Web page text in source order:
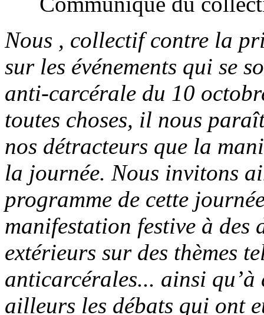
Nous , collectif contre la
sur les événements qui se
anti-carcérale du 10
toutes choses, il nous
nos détracteurs que la
la journée. Nous invitons
programme de cette
manifestation festive à des
extérieurs sur des thèmes
anticarcérales... ainsi qu’à
ailleurs les débats qui ont